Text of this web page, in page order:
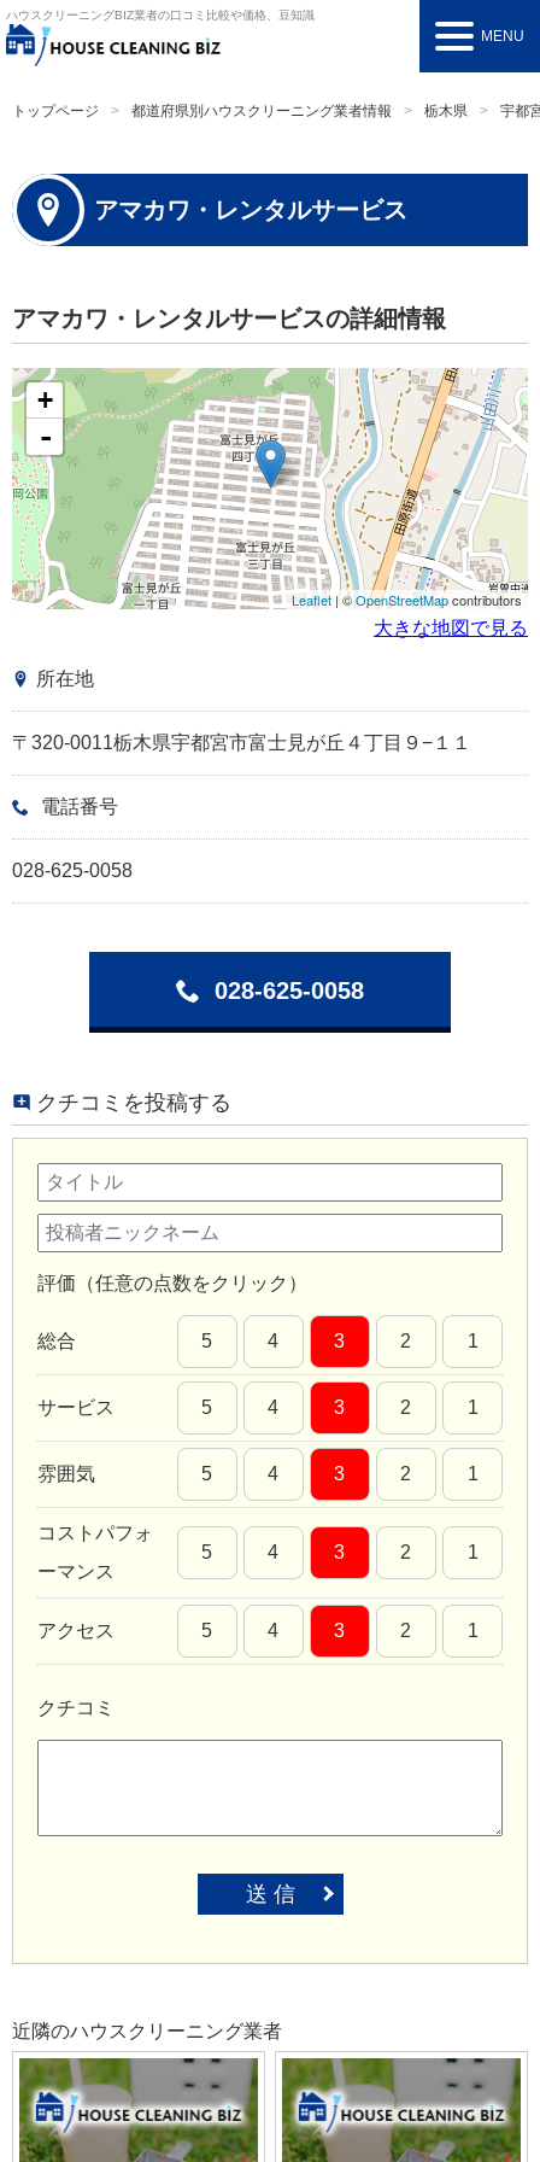
ハウスクリーニングBIZ業者の口コミ比較や価格、豆知識
MENU
トップページ 都道府県別ハウスクリーニング業者情報 栃木県 宇都
アマカワ・レンタルサービス
アマカワ・レンタルサービスの詳細情報
+
-
Leaflet | ©OpenStreetMapcontributors
大きな地図で見る
所在地
〒320-0011栃木県宇都宮市富士見が丘４丁目９−１１
電話番号
028-625-0058
028-625-0058
クチコミを投稿する
評価（任意の点数をクリック）
総合 5 4 3 2 1
サービス 5 4 3 2 1
雰囲気 5 4 3 2 1
コストパフォ
ーマンス
5 4 3 2 1
アクセス 5 4 3 2 1
クチコミ
送 信
近隣のハウスクリーニング業者